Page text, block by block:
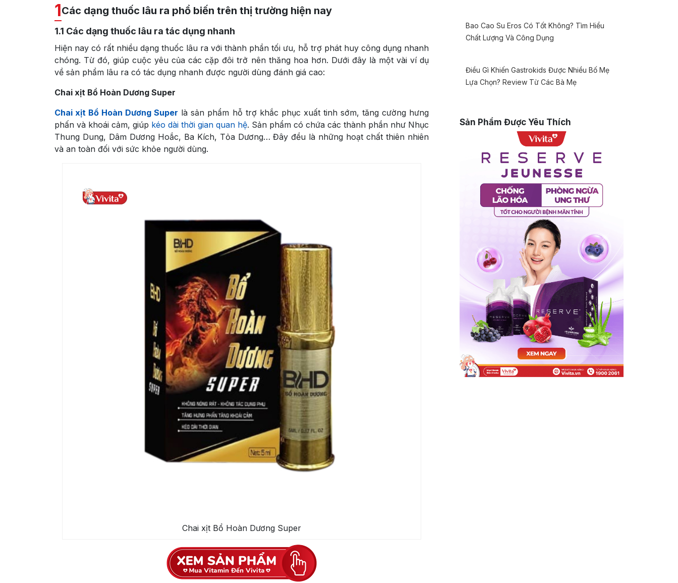
1Các dạng thuốc lâu ra phổ biến trên thị trường hiện nay
1.1 Các dạng thuốc lâu ra tác dụng nhanh
Hiện nay có rất nhiều dạng thuốc lâu ra với thành phần tối ưu, hỗ trợ phát huy công dụng nhanh
chóng. Từ đó, giúp cuộc yêu của các cặp đôi trở nên thăng hoa hơn. Dưới đây là một vài ví dụ
về sản phẩm lâu ra có tác dụng nhanh được người dùng đánh giá cao:
Chai xịt Bổ Hoàn Dương Super
Chai xịt Bổ Hoàn Dương Super là sản phẩm hỗ trợ khắc phục xuất tinh sớm, tăng cường hưng
phấn và khoái cảm, giúp kéo dài thời gian quan hệ. Sản phẩm có chứa các thành phần như Nhục
Thung Dung, Dâm Dương Hoắc, Ba Kích, Tỏa Dương… Đây đều là những hoạt chất thiên nhiên
và an toàn đối với sức khỏe người dùng.
Chai xịt Bổ Hoàn Dương Super
Bao Cao Su Eros Có Tốt Không? Tìm Hiểu
Chất Lượng Và Công Dụng
Điều Gì Khiến Gastrokids Được Nhiều Bố Mẹ
Lựa Chọn? Review Từ Các Bà Mẹ
Sản Phẩm Được Yêu Thích